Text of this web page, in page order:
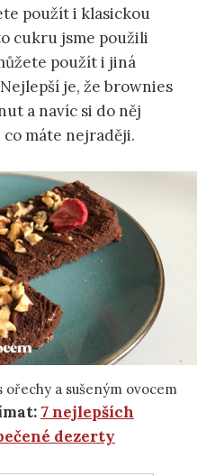
použít i klasickou
cukru jsme použili
použít i jiná
je, že brownies
a navíc si do něj
máte nejraději.
a sušeným ovocem
7 nejlepších
dezerty